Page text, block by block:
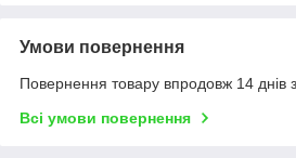
Умови повернення
Повернення товару впродовж 14 днів
Всі умови повернення